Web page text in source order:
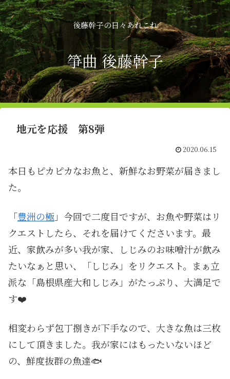
後藤幹子の日々あれこれ
箏曲 後藤幹子
地元を応援 第8弾
2020.06.15
本日もピカピカなお魚と、新鮮なお野菜が届きまし
た。
「豊洲の極 」今回で二度目ですが、お魚や野菜はリ
クエストしたら、それを届けてくださいます。最
近、家飲みが多い我が家、しじみのお味噌汁が飲み
たいなぁと思い、「しじみ」をリクエスト。まぁ立
派な「島根県産大和しじみ」がたっぷり、大満足で
す❤️
相変わらず包丁捌きが下手なので、大きな魚は三枚
にして頂きました。我が家にはもったいないほど
の、鮮度抜群の魚達🐟